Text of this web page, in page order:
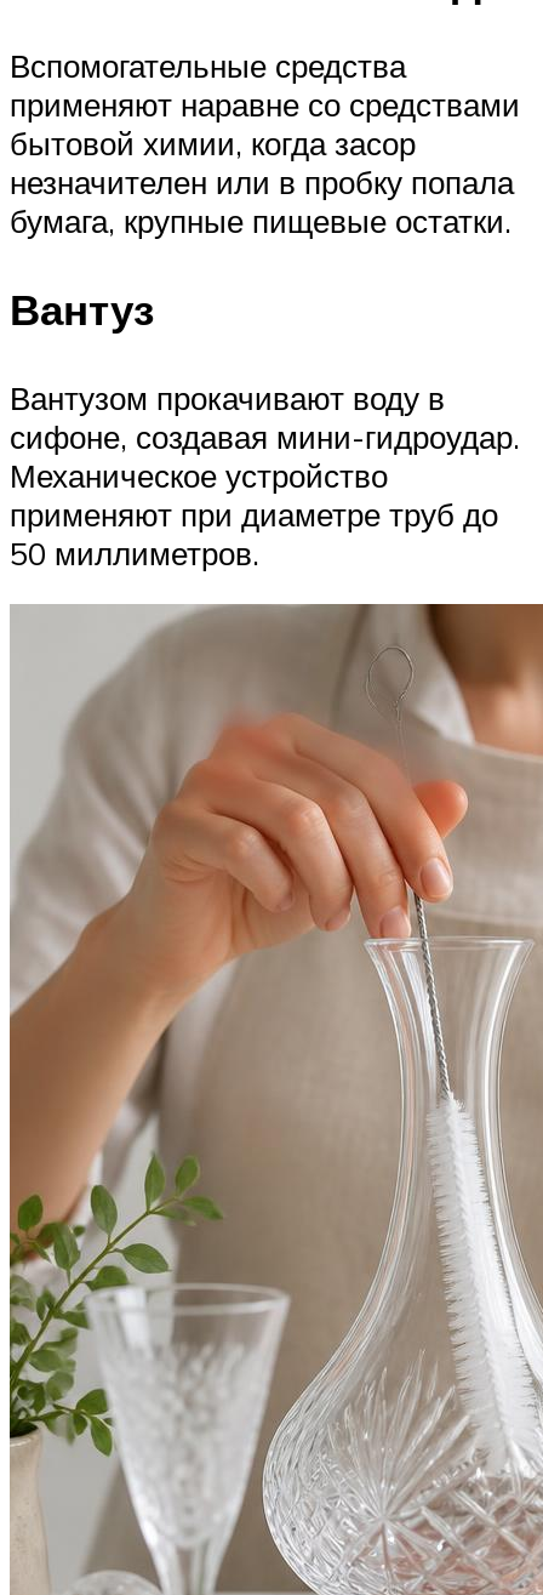
Вспомогательные средства
применяют наравне со средствами
бытовой химии, когда засор
незначителен или в пробку попала
бумага, крупные пищевые остатки.
Вантуз
Вантузом прокачивают воду в
сифоне, создавая мини-гидроудар.
Механическое устройство
применяют при диаметре труб до
50 миллиметров.